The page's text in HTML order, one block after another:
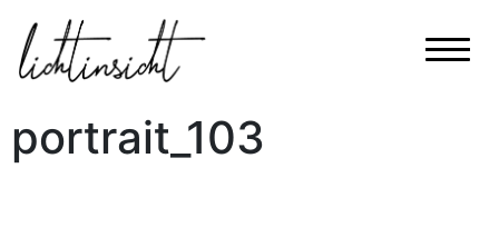
portrait_103